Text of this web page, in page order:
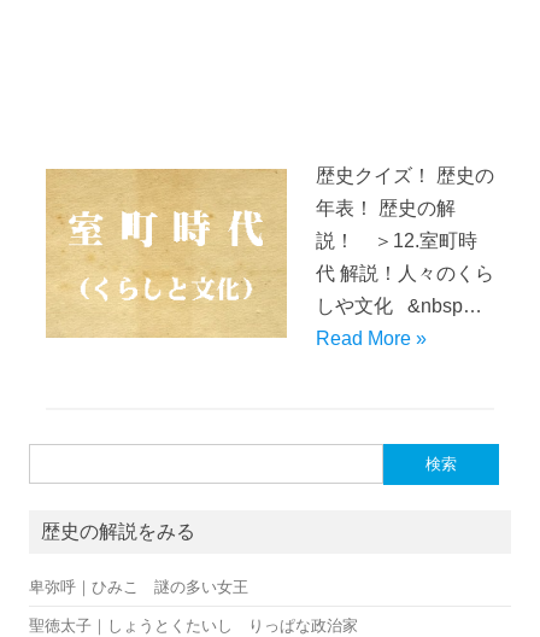
歴史クイズ！ 歴史の
年表！ 歴史の解
説！ ＞12.室町時
代 解説！人々のくら
しや文化 &nbsp…
Read More »
歴史の解説をみる
卑弥呼｜ひみこ 謎の多い女王
聖徳太子｜しょうとくたいし りっぱな政治家